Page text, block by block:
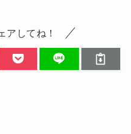
アしてね！